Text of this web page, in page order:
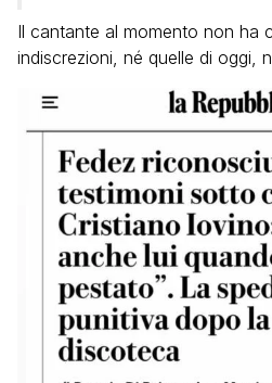
Il cantante al momento non ha
indiscrezioni, né quelle di oggi,